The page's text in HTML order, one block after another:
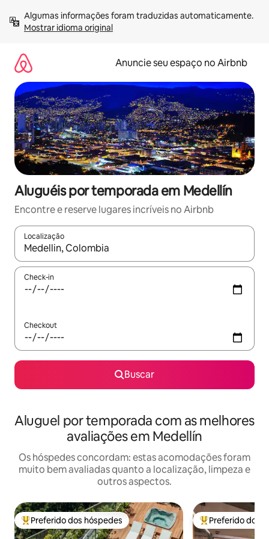
para
Mostrar idioma original
Anuncie seu espaço no Airbnb
Aluguéis por temporada em Medellín
Encontre e reserve lugares incríveis no Airbnb
Localização
Quando os resultados estiverem disponíveis, explore-os
Check-in
Checkout
Buscar
Aluguel por temporada com as melhores
avaliações em Medellín
Os hóspedes concordam: estas acomodações foram
muito bem avaliadas quanto a localização, limpeza e
outros aspectos.
Entre os melhores preferidos dos hóspedes
Preferido dos hóspedes Entre os
Preferido dos